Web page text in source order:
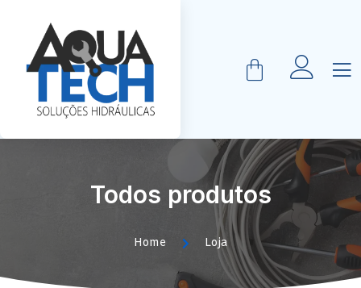
Todos produtos
Home Loja